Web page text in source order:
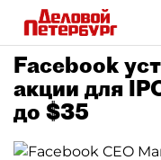
Facebook
акции для
до $35